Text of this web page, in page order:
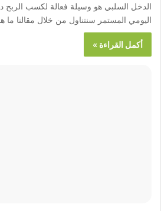
الدخل السلبي هو وسيلة فعالة لكسب الربح
اليومي المستمر سنتناول من خلال مقالنا ما
أكمل القراءة »